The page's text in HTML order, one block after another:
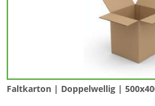
Faltkarton | Doppelwellig |